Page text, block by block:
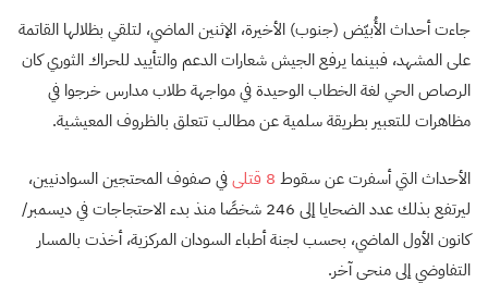
جاءت أحداث الأُبيّض (جنوب) الأخيرة، الإثنين الماضي، لتلقي بظلالها القاتمة
على المشهد، فبينما يرفع الجيش شعارات الدعم والتأييد للحراك الثوري كان
الرصاص الحي لغة الخطاب الوحيدة في مواجهة طلاب مدارس خرجوا في
مظاهرات للتعبير بطريقة سلمية عن مطالب تتعلق بالظروف المعيشية.
الأحداث التي أسفرت عن سقوط 8 قتلى
في صفوف المحتجين السوادنيين،
ليرتفع بذلك عدد الضحايا إلى 246 شخصًا منذ بدء الاحتجاجات في ديسمبر/
كانون الأول الماضي، بحسب لجنة أطباء السودان المركزية، أخذت بالمسار
التفاوضي إلى منحى آخر.